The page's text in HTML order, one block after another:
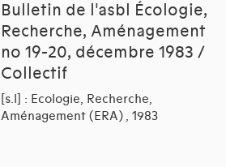
Bulletin de l'asbl Écologie,
Recherche, Aménagement
no 19-20, décembre 1983 /
Collectif
[s.l] : Ecologie, Recherche,
Aménagement (ERA) , 1983